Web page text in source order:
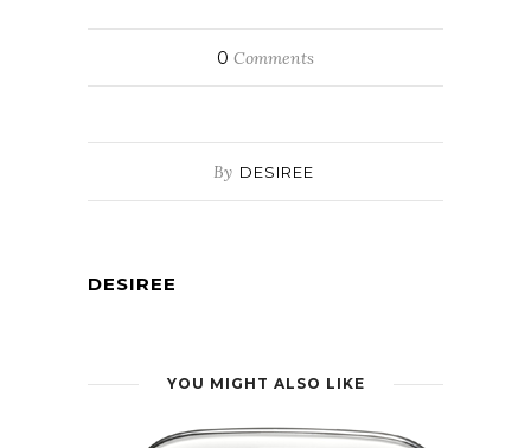
0 Comments
By DESIREE
DESIREE
YOU MIGHT ALSO LIKE